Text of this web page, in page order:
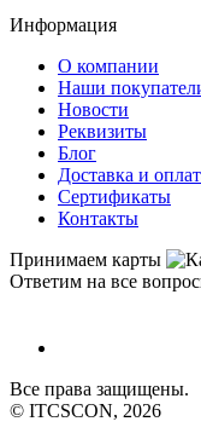
Информация
О компании
Наши
Новости
Реквизиты
Блог
Доставка и
Сертификаты
Контакты
Принимаем карты
Ответим на все
Все права защищены.
© ITCSCON, 2026